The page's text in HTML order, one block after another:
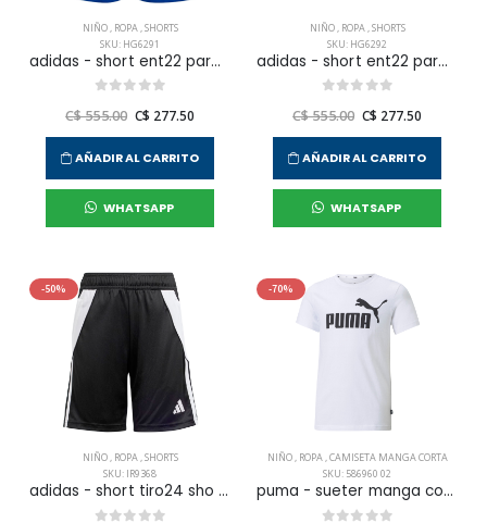
NIÑO, ROPA,SHORTS
SKU: HG6291
adidas - short ent22 para niño junior
C$ 555.00 C$ 277.50
AÑADIR AL CARRITO
WHATSAPP
NIÑO, ROPA,SHORTS
SKU: HG6292
adidas - short ent22 para niño junior
C$ 555.00 C$ 277.50
AÑADIR AL CARRITO
WHATSAPP
-50%
NIÑO, ROPA,SHORTS
SKU: IR9368
adidas - short tiro24 sho y para niño junior
-70%
NIÑO, ROPA,CAMISETA MANGA CORTA
SKU: 586960 02
puma - sueter manga corta ess logo tee para niño junior